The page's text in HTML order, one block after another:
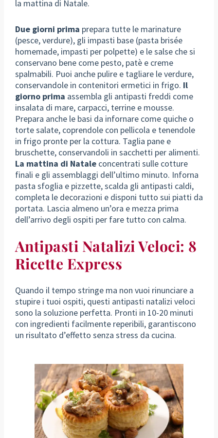
la mattina di Natale.
Due giorni prima prepara tutte le marinature
(pesce, verdure), gli impasti base (pasta brisée
homemade, impasti per polpette) e le salse che si
conservano bene come pesto, patè e creme
spalmabili. Puoi anche pulire e tagliare le verdure,
conservandole in contenitori ermetici in frigo. Il
giorno prima assembla gli antipasti freddi come
insalata di mare, carpacci, terrine e mousse.
Prepara anche le basi da infornare come quiche o
torte salate, coprendole con pellicola e tenendole
in frigo pronte per la cottura. Taglia pane e
bruschette, conservandoli in sacchetti per alimenti.
La mattina di Nataleconcentrati sulle cotture
finali e gli assemblaggi dell’ultimo minuto. Inforna
pasta sfoglia e pizzette, scalda gli antipasti caldi,
completa le decorazioni e disponi tutto sui piatti da
portata. Lascia almeno un’ora e mezza prima
dell’arrivo degli ospiti per fare tutto con calma.
Antipasti Natalizi Veloci: 8
Ricette Express
Quando il tempo stringe ma non vuoi rinunciare a
stupire i tuoi ospiti, questi antipasti natalizi veloci
sono la soluzione perfetta. Pronti in 10-20 minuti
con ingredienti facilmente reperibili, garantiscono
un risultato d’effetto senza stress da cucina.